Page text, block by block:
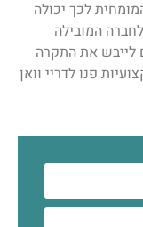
לכך יכולה
המובילה
לייבש את התקרה
פנו לדריי וואן